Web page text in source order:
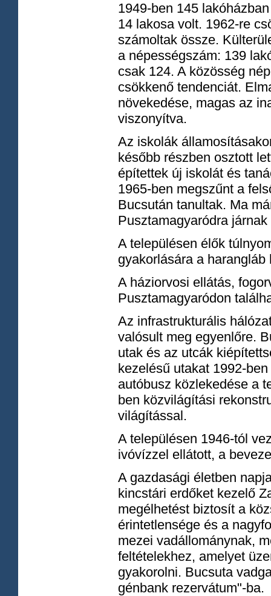
1949-ben 145
14 lakosa volt. 1962-re
számoltak össze.
a népességszám: 139
csak 124. A közösség
csökkenő tendenciát.
növekedése, magas az
viszonyítva.
Az iskolák
később részben osztott
építettek új iskolát és
1965-ben megszűnt a
Bucsután tanultak. Ma
Pusztamagyaródra
A településen élők
gyakorlására a
A háziorvosi ellátás,
Pusztamagyaródon
Az infrastrukturális
valósult meg egyenlőre.
utak és az utcák
kezelésű utakat 1992-
autóbusz közlekedése a
ben közvilágítási
világítással.
A településen 1946-tól
ivóvízzel ellátott, a
A gazdasági életben
kincstári erdőket kezelő
megélhetést biztosít a
érintetlensége és a
mezei vadállománynak,
feltételekhez, amelyet
gyakorolni. Bucsuta
génbank rezervátum"-ba.